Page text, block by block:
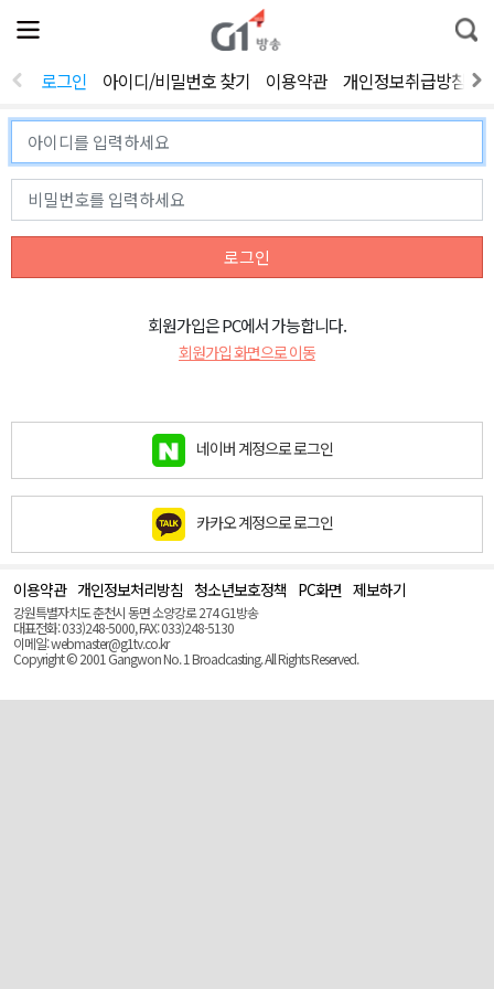
전
체
뉴
열
통
합
색
로그인 아이디/비밀번호 찾기 이용약관 개인정보취급방침
로그인
회원가입은 PC에서 가능합니다.
회원가입 화면으로 이동
네이버 계정으로 로그인
카카오 계정으로 로그인
이용약관 개인정보처리방침 청소년보호정책 PC화면 제보하기
강원특별자치도 춘천시 동면 소양강로 274 G1방송
대표전화: 033)248-5000, FAX: 033)248-5130
이메일: webmaster@g1tv.co.kr
Copyright © 2001 Gangwon No. 1 Broadcasting. All Rights Reserved.